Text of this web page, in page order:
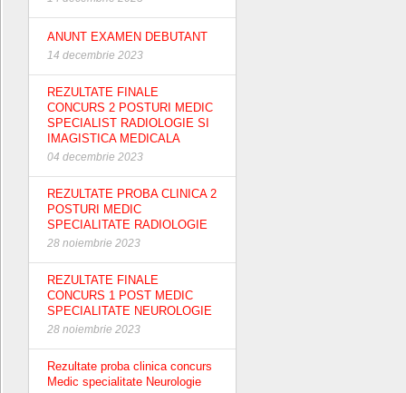
ANUNT EXAMEN DEBUTANT
14 decembrie 2023
REZULTATE FINALE
CONCURS 2 POSTURI MEDIC
SPECIALIST RADIOLOGIE SI
IMAGISTICA MEDICALA
04 decembrie 2023
REZULTATE PROBA CLINICA 2
POSTURI MEDIC
SPECIALITATE RADIOLOGIE
28 noiembrie 2023
REZULTATE FINALE
CONCURS 1 POST MEDIC
SPECIALITATE NEUROLOGIE
28 noiembrie 2023
Rezultate proba clinica concurs
Medic specialitate Neurologie